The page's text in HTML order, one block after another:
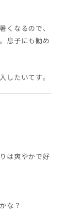
くなるので、
息子にも勧め
したいてす。
は爽やかで好
な？